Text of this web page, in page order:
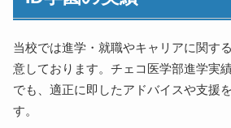
学費と生活費
チェコの主要な医学部
カレル大学医学部
マサリク大学医学部
当校では進学・就職やキャリアに関す
意しております。チェコ医学部進学実
でも、適正に即したアドバイスや支援
す。